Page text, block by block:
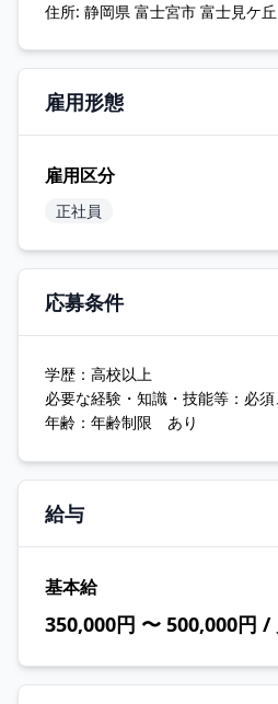
住所: 静岡県 富士宮市 富士見ケ
雇用形態
雇用区分
正社員
応募条件
学歴：高校以上
必要な経験・知識・技能等：必
年齢：年齢制限 あり
給与
基本給
350,000円 〜 500,000円 /